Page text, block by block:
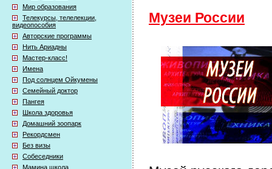
Мир образования
Телекурсы, телелекции,
видеопособия
Авторские программы
Нить Ариадны
Мастер-класс!
Имена
Под солнцем Ойкумены
Семейный доктор
Пангея
Школа здоровья
Домашний зоопарк
Рекордсмен
Без визы
Собеседники
Мамина школа
Музеи России